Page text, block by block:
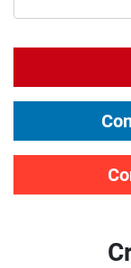
Ma
Conseils
Métiers
Nos